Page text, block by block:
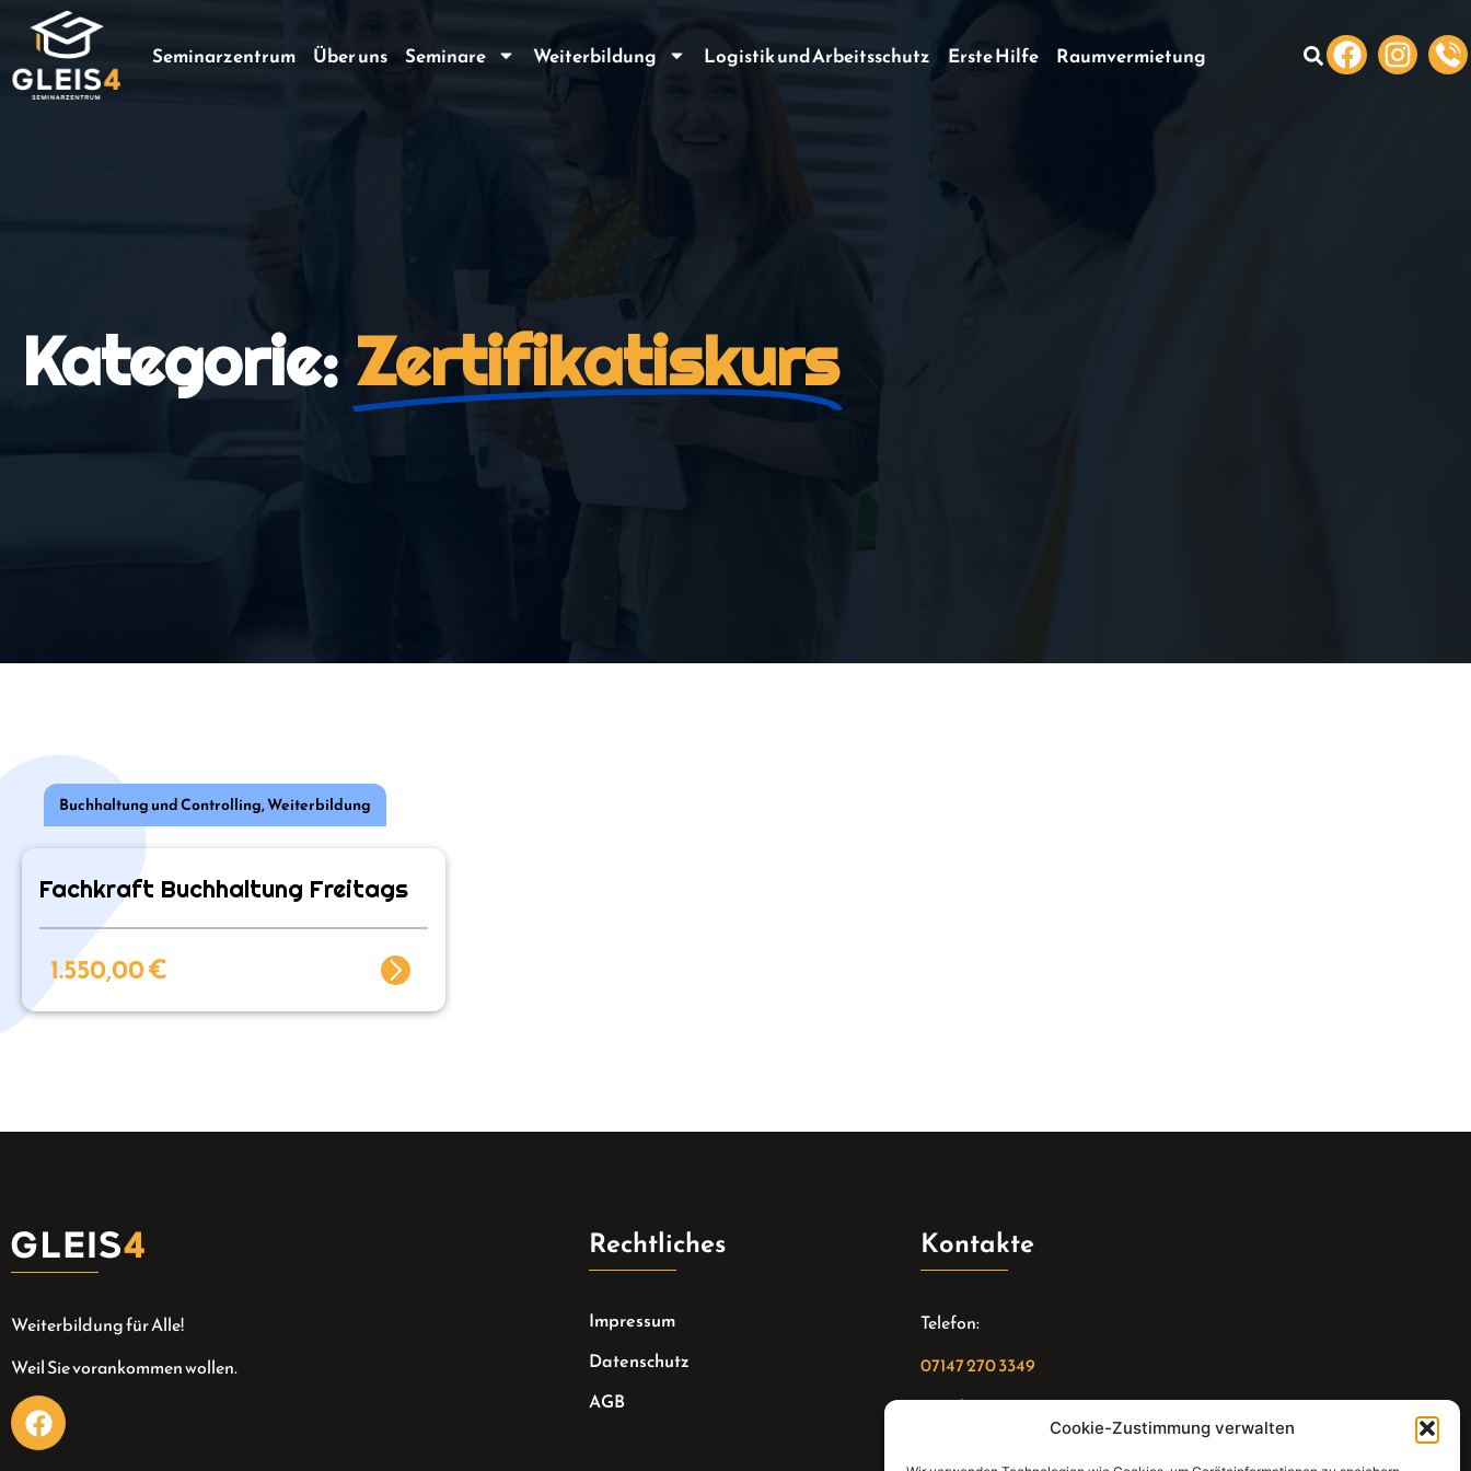
Cookie-Zustimmung verwalten
Seminarzentrum Über uns Seminare Weiterbildung Logistik und Arbeitsschutz Erste Hilfe Raumvermietung
Kategorie: Zertifikatiskurs
Buchhaltung und Controlling,Weiterbildung
Fachkraft Buchhaltung Freitags
1.550,00€
Weiterbildung für Alle!
Weil Sie vorankommen wollen.
Rechtliches
Impressum
Datenschutz
AGB
Kontakte
Telefon:
07147 270 3349
Email: